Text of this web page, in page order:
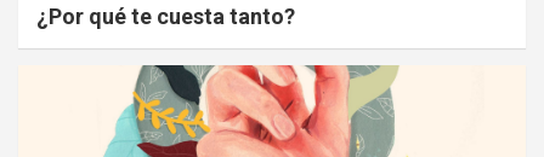
¿Por qué te cuesta tanto?